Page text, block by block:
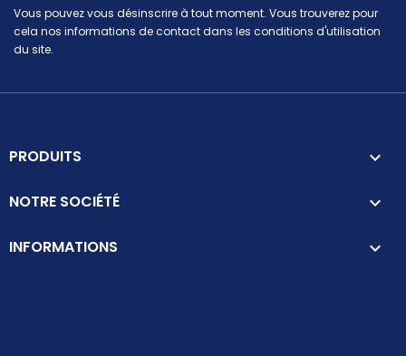
Vous pouvez vous désinscrire à tout moment. Vous trouverez pour
cela nos informations de contact dans les conditions d'utilisation
du site.
PRODUITS 
NOTRE SOCIÉTÉ 
INFORMATIONS keyboard_arrow_down